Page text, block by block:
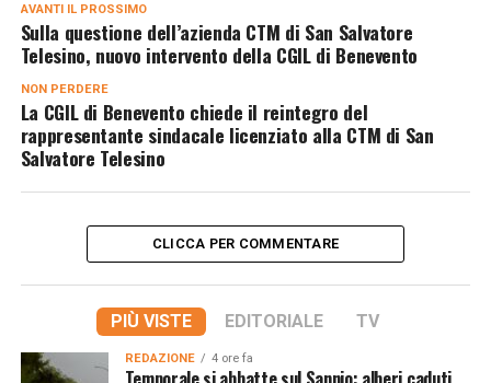
AVANTI IL ​​PROSSIMO
Sulla questione dell’azienda CTM di San Salvatore
Telesino, nuovo intervento della CGIL di Benevento
NON PERDERE
La CGIL di Benevento chiede il reintegro del
rappresentante sindacale licenziato alla CTM di San
Salvatore Telesino
CLICCA PER COMMENTARE
PIÙ VISTE EDITORIALE TV
REDAZIONE 4 ore fa